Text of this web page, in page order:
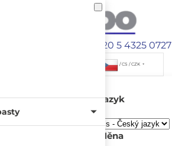
+420 5 4325 0727
/ CS / CZK
Jazyk
Měna